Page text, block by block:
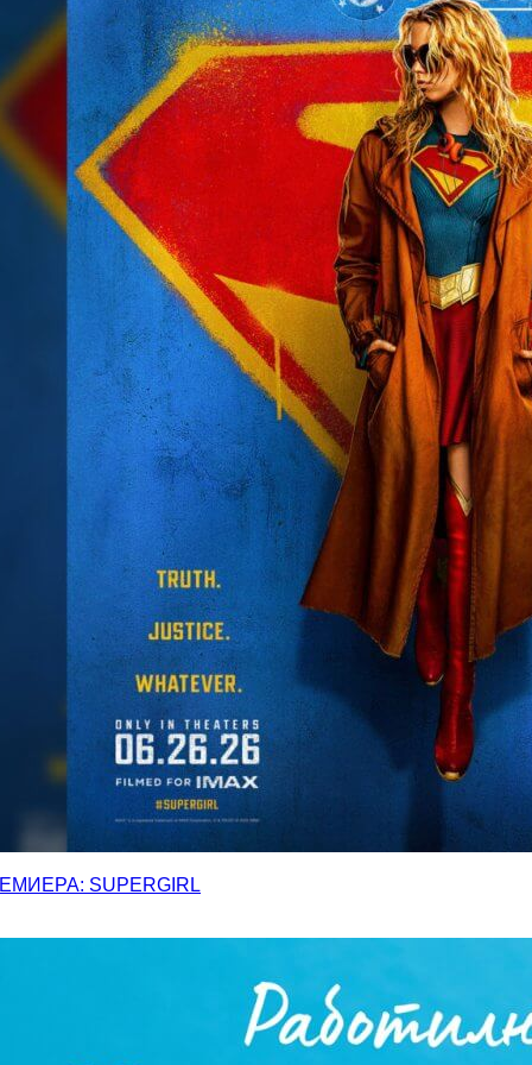
SUPERGIRL